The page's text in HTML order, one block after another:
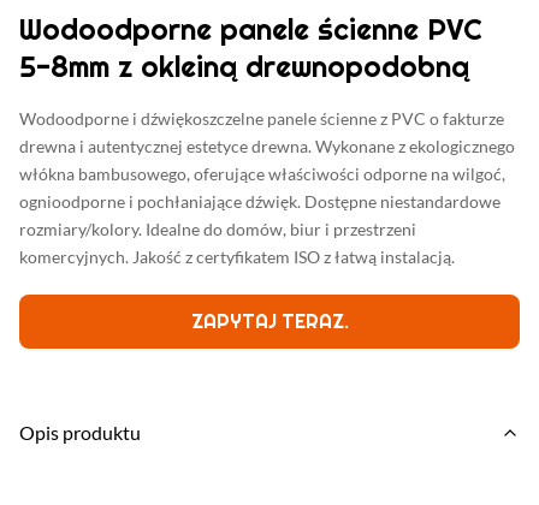
Wodoodporne panele ścienne PVC
5-8mm z okleiną drewnopodobną
Wodoodporne i dźwiękoszczelne panele ścienne z PVC o fakturze
drewna i autentycznej estetyce drewna. Wykonane z ekologicznego
włókna bambusowego, oferujące właściwości odporne na wilgoć,
ognioodporne i pochłaniające dźwięk. Dostępne niestandardowe
rozmiary/kolory. Idealne do domów, biur i przestrzeni
komercyjnych. Jakość z certyfikatem ISO z łatwą instalacją.
ZAPYTAJ TERAZ.
Opis produktu